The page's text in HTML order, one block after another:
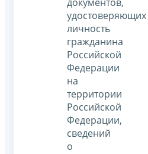
документов,
удостоверяющих
личность
гражданина
Российской
Федерации
на
территории
Российской
Федерации,
сведений
о